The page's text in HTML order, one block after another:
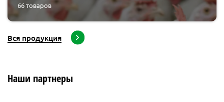
66товаров
Вся продукция
Наши партнеры